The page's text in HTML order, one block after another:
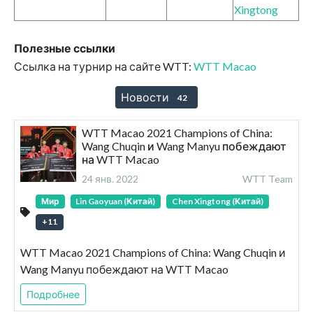
Xingtong
Полезные ссылки
Ссылка на турнир на сайте WTT: WTT Macao
Новости 42
WTT Macao 2021 Champions of China:
Wang Chuqin и Wang Manyu побеждают
на WTT Macao
24 янв. 2022 WTT Team
Мир Lin Gaoyuan (Китай)
Chen Xingtong (Китай)
+11
WTT Macao 2021 Champions of China: Wang Chuqin и
Wang Manyu побеждают на WTT Macao
Подробнее